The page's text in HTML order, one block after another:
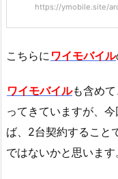
https://ymobile.site/
こちらに ワイモバイル
ワイモバイルも含め
ってきていますが、
ば、2台契約すること
ではないかと思います